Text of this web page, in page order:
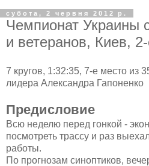
субота, 2 червня 2012 р.
Чемпионат Украины
и ветеранов, Киев,
7 кругов, 1:32:35, 7-е место из
лидера Александра Гапоненко
Предисловие
Всю неделю перед гонкой -
посмотреть трассу и раз
работы.
По прогнозам синоптиков,